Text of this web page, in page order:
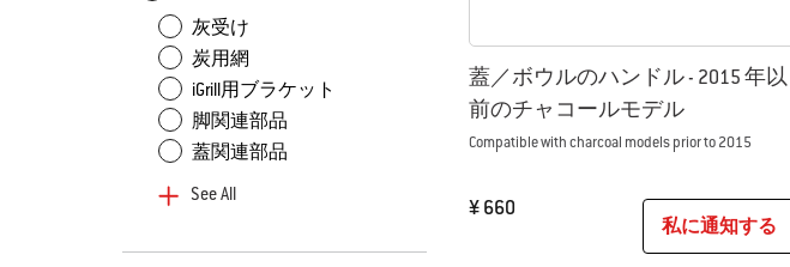
灰受け
炭用網
iGrill用ブラケット
脚関連部品
蓋関連部品
See All
蓋／ボウルのハンドル - 2015 年以
前のチャコールモデル
Compatible with charcoal models prior to 2015
¥ 660
私に通知する